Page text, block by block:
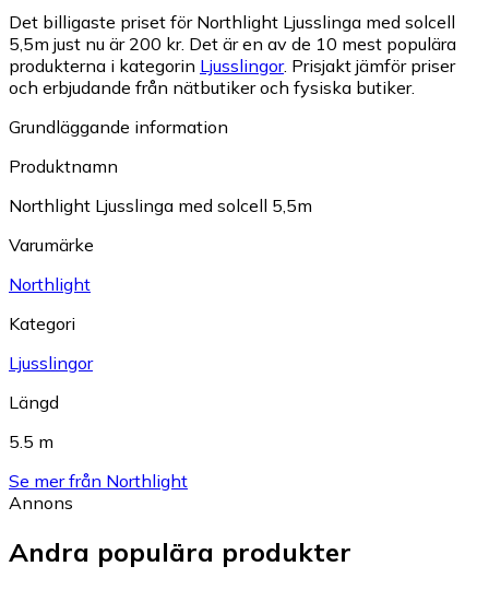
Det billigaste priset för Northlight Ljusslinga med solcell
5,5m just nu är 200 kr. Det är en av de 10 mest populära
produkterna i kategorin Ljusslingor. Prisjakt jämför priser
och erbjudande från nätbutiker och fysiska butiker.
Grundläggande information
Produktnamn
Northlight Ljusslinga med solcell 5,5m
Varumärke
Northlight
Kategori
Ljusslingor
Längd
5.5 m
Se mer från Northlight
Annons
Andra populära produkter